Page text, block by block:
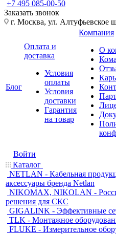
+7 495 085-00-50
Заказать звонок
г. Москва, ул. Алтуфьевское
Блог
Оплата и
доставка
Условия
оплаты
Условия
доставки
Гарантия
на товар
Компания
О
Войти
Каталог
NETLAN - Кабельная
аксессуары бренда Netlan
NIKOMAX, NIKOLAN -
решения для СКС
GIGALINK - Эффективные
TLK - Монтажное
FLUKE - Измерительное